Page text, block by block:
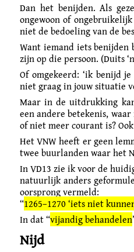
Dan het benijden. Als
ongewoon of
niet de bedoeling van de
Want iemand iets
zijn op die persoon. (Duits
Of omgekeerd: ‘ik benijd
niet graag in jouw situatie
Maar in de uitdrukking
een andere betekenis,
of niet meer courant is?
Het VNW heeft er geen
twee buurlanden waar het
In VD13 zie ik voor de
natuurlijk anders
oorsprong vermeld:
“1265–1270 ‘iets niet
In dat “vijandig behandelen
Nijd